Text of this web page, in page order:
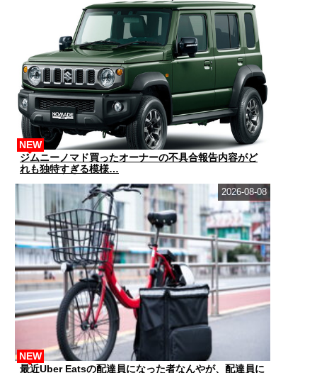
ジムニーノマド買ったオーナーの不具合報告内容がど
れも独特すぎる模様…
NEW
最近Uber Eatsの配達員になった者なんやが、配達員に
NEW
2026-08-08